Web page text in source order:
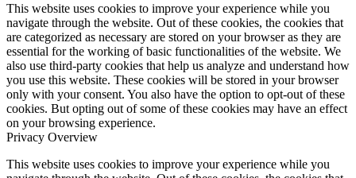
This website uses cookies to improve your experience while you
navigate through the website. Out of these cookies, the cookies that
are categorized as necessary are stored on your browser as they are
essential for the working of basic functionalities of the website. We
also use third-party cookies that help us analyze and understand how
you use this website. These cookies will be stored in your browser
only with your consent. You also have the option to opt-out of these
cookies. But opting out of some of these cookies may have an effect
on your browsing experience.
Privacy Overview
This website uses cookies to improve your experience while you